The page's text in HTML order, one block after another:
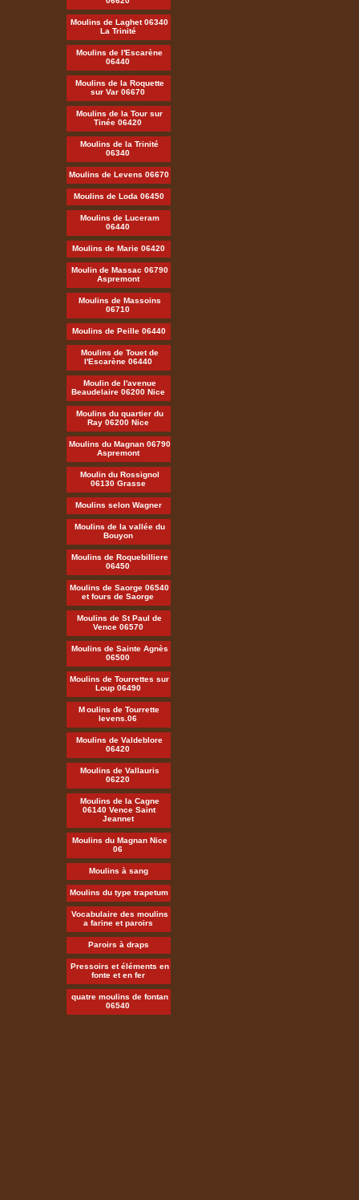
Moulins de Laghet 06340
La Trinité
Moulins de l'Escarène
06440
Moulins de la Roquette
sur Var 06670
Moulins de la Tour sur
Tinée 06420
Moulins de la Trinité
06340
Moulins de Levens 06670
Moulins de Loda 06450
Moulins de Luceram
06440
Moulins de Marie 06420
Moulin de Massac 06790
Aspremont
Moulins de Massoins
06710
Moulins de Peille 06440
Moulins de Touet de
l'Escarène 06440
Moulin de l'avenue
Beaudelaire 06200 Nice
Moulins du quartier du
Ray 06200 Nice
Moulins du Magnan 06790
Aspremont
Moulin du Rossignol
06130 Grasse
Moulins selon Wagner
Moulins de la vallée du
Bouyon
Moulins de Roquebilliere
06450
Moulins de Saorge 06540
et fours de Saorge
Moulins de St Paul de
Vence 06570
Moulins de Sainte Agnès
06500
Moulins de Tourrettes sur
Loup 06490
M oulins de Tourrette
levens.06
Moulins de Valdeblore
06420
Moulins de Vallauris
06220
Moulins de la Cagne
06140 Vence Saint
Jeannet
Moulins du Magnan Nice
06
Moulins à sang
Moulins du type trapetum
Vocabulaire des moulins
a farine et paroirs
Paroirs à draps
Pressoirs et éléments en
fonte et en fer
quatre moulins de fontan
06540